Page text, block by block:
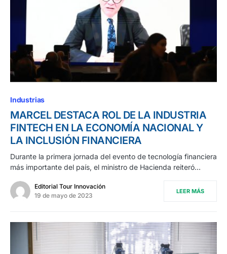
Industrias
MARCEL DESTACA ROL DE LA INDUSTRIA
FINTECH EN LA ECONOMÍA NACIONAL Y
LA INCLUSIÓN FINANCIERA
Durante la primera jornada del evento de tecnología financiera
más importante del país, el ministro de Hacienda reiteró…
Editorial Tour Innovación
19 de mayo de 2023
LEER MÁS